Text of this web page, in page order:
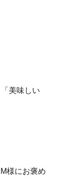
美味しい
様にお褒め